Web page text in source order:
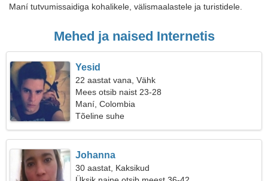
Maní tutvumissaidiga kohalikele, välismaalastele ja turistidele.
Mehed ja naised Internetis
Yesid
22 aastat vana, Vähk
Mees otsib naist 23-28
Maní, Colombia
Tõeline suhe
Johanna
30 aastat, Kaksikud